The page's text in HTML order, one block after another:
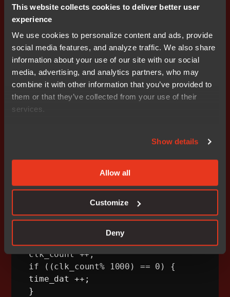
This website collects cookies to deliver better user
experience
We use cookies to personalize content and ads, provide
social media features, and analyze traffic. We also share
information about your use of our site with our social
media, advertising, and analytics partners, who may
combine it with other information that you’ve provided to
them or that they’ve collected from your use of their
services.
Show details
Allow all
Customize
Deny
대한 예입니다. 타이머를 사용하면 데이터 및 시간 함수를
쉽게 구현할 수 있습니다. 이 예제에서는 1msec마다 인터
럽트를 생성합니다.
시간과 시계에 대한 두 개의 변수를 정의하고
CLOCKS_PER_SEC를 1초 단위의 틱으로 정의합니다:
#define CLOCKS_PER_SEC (1000)
SysTick에 대한 인터럽트 핸들러를 생성합니다. 오버플로
것이 좋습니다. 인터럽트가 발생하면 clk_count가 증가하
고 1초가 지나면 time_dat가 증가합니다:
clk_count ++;
if
( (clk_count% 1000 ) == 0 )
{
time_dat ++ ;
}